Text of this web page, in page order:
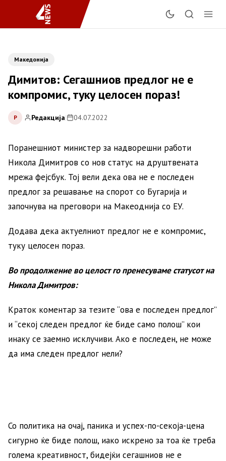
Македонија
Димитов: Сегашниов предлог не е
компромис, туку целосен пораз!
Р Редакција| 04.07.2022
Поранешниот министер за надворешни работи
Никола Димитров со нов статус на друштвената
мрежа фејсбук. Тој вели дека ова не е последен
предлог за решавање на спорот со Бугарија и
започнува на преговори на Макеоднија со ЕУ.
Додава дека актуелниот предлог не е компромис,
туку целосен пораз.
Во продолжение во целост го пренесуваме статусот на
Никола Димитров:
Краток коментар за тезите “ова е последен предлог”
и “секој следен предлог ќе биде само полош” кои
инаку се заемно исклучиви. Ако е последен, не може
да има следен предлог нели?
Со политика на очај, паника и успех-по-секоја-цена
сигурно ќе биде полош, иако искрено за тоа ќе треба
голема креативност, бидејќи сегашниов не е